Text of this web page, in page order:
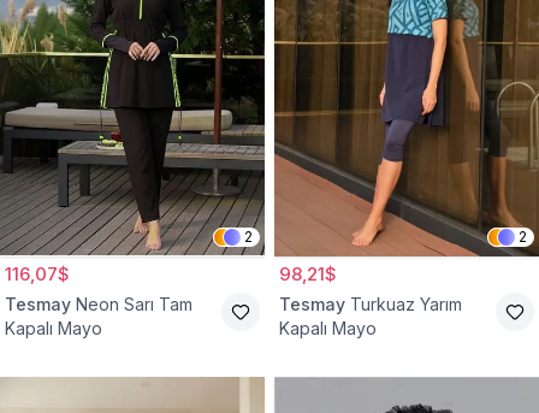
2
116,07$
Tesmay Neon Sarı Tam
Kapalı Mayo
2
98,21$
Tesmay Turkuaz Yarım
Kapalı Mayo